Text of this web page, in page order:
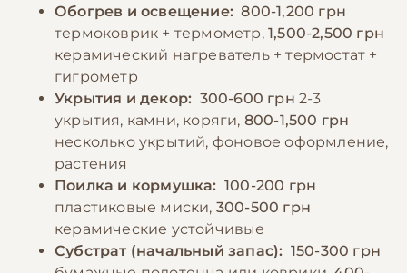
небольшой влажной камеры, помогающей
при линьке. Влажность воздуха должна
поддерживаться на уровне 40-50%.
Террариум необходимо регулярно чистить,
удаляя продукты жизнедеятельности и
остатки пищи. Важно также следить за
процессом линьки и при необходимости
помогать животному, создавая
дополнительную влажность.
−10% на зоотовары
повышения их пищевой ценности. В
террариуме всегда должна быть неглубокая
поилка с чистой водой, хотя еублефары
получают большую часть влаги из пищи.
Беременным самкам и растущим особям
требуется увеличенное количество
кальция.
🎁 −10% на зоотовары
По промокоду E-PET
Обогрев и освещение: 800-1,200 грн
термоковрик + термометр, 1,500-2,500 грн
керамический нагреватель + термостат +
гигрометр
Укрытия и декор: 300-600 грн 2-3
укрытия, камни, коряги, 800-1,500 грн
несколько укрытий, фоновое оформление,
растения
Поилка и кормушка: 100-200 грн
пластиковые миски, 300-500 грн
керамические устойчивые
Субстрат (начальный запас): 150-300 грн